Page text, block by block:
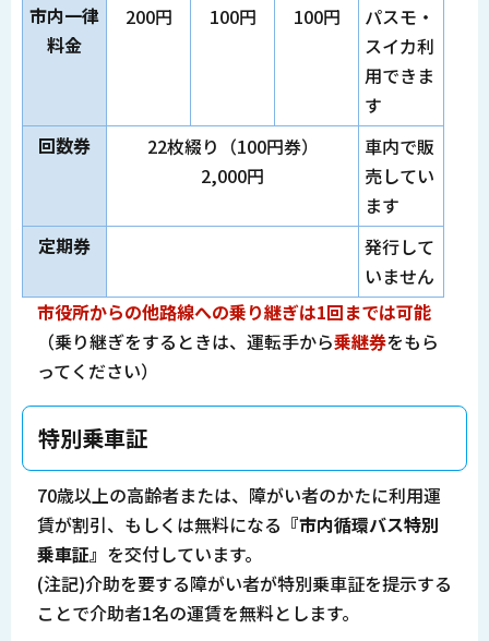
市内一律
料金
200円 100円 100円
パスモ・
スイカ利
用できま
す
回数券
22枚綴り（100円券）
2,000円
車内で販
売してい
ます
定期券
発行して
いません
市役所からの他路線への乗り継ぎは1回までは可能
（乗り継ぎをするときは、運転手から乗継券をもら
ってください）
特別乗車証
70歳以上の高齢者または、障がい者のかたに利用運
賃が割引、もしくは無料になる 『市内循環バス特別
乗車証』 を交付しています。
(注記)介助を要する障がい者が特別乗車証を提示する
ことで介助者1名の運賃を無料とします。